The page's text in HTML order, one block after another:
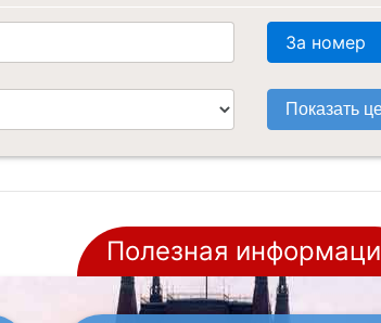
За номер
Показать
Полезная